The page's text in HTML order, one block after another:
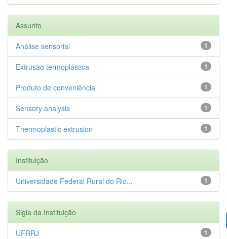
Assunto
1
Análise sensorial
1
Extrusão termoplástica
1
Produto de conveniência
1
Sensory analysis
1
Thermoplastic extrusion
Instituição
1
Universidade Federal Rural do Rio...
Sigla da Instituição
1
UFRRJ